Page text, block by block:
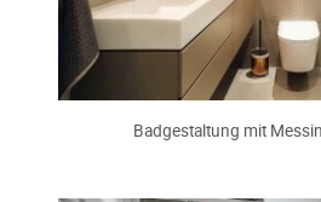
Badgestaltung mit